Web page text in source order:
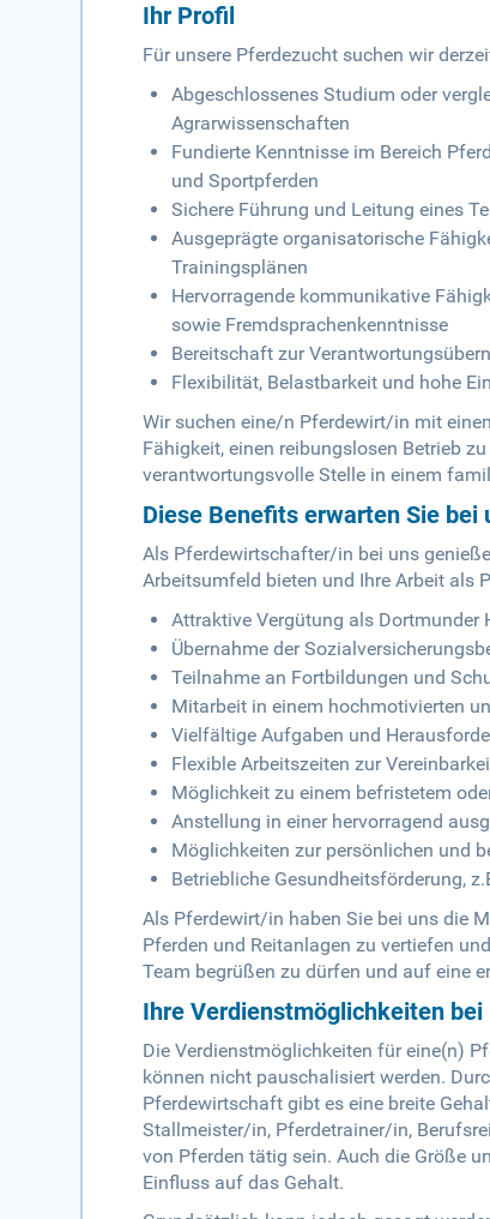
Ihr Profil
Für unsere Pferdezucht suchen wir
Abgeschlossenes Studium oder
Agrarwissenschaften
Fundierte Kenntnisse im Bereich
und Sportpferden
Sichere Führung und Leitung eines
Ausgeprägte organisatorische
Trainingsplänen
Hervorragende kommunikative
sowie Fremdsprachenkenntnisse
Bereitschaft zur
Flexibilität, Belastbarkeit und hohe
Wir suchen eine/n Pferdewirt/in mit
Fähigkeit, einen reibungslosen Betrieb
verantwortungsvolle Stelle in einem
Diese Benefits erwarten Sie bei
Als Pferdewirtschafter/in bei uns
Arbeitsumfeld bieten und Ihre Arbeit als
Attraktive Vergütung als Dortmunder
Übernahme der
Teilnahme an Fortbildungen und
Mitarbeit in einem hochmotivierten
Vielfältige Aufgaben und
Flexible Arbeitszeiten zur
Möglichkeit zu einem befristetem
Anstellung in einer hervorragend
Möglichkeiten zur persönlichen und
Betriebliche Gesundheitsförderung,
Als Pferdewirt/in haben Sie bei uns die
Pferden und Reitanlagen zu vertiefen
Team begrüßen zu dürfen und auf eine
Ihre Verdienstmöglichkeiten bei
Die Verdienstmöglichkeiten für eine(n)
können nicht pauschalisiert werden.
Pferdewirtschaft gibt es eine breite
Stallmeister/in, Pferdetrainer/in,
von Pferden tätig sein. Auch die Größe
Einfluss auf das Gehalt.